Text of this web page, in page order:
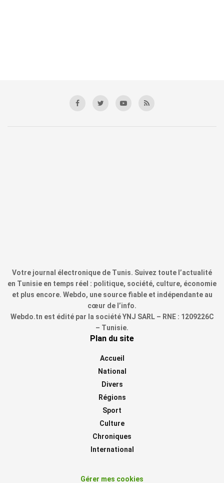
Votre journal électronique de Tunis. Suivez toute l’actualité
en Tunisie en temps réel : politique, société, culture, économie
et plus encore. Webdo, une source fiable et indépendante au
cœur de l’info.
Webdo.tn est édité par la société YNJ SARL – RNE : 1209226C
– Tunisie.
Plan du site
Accueil
National
Divers
Régions
Sport
Culture
Chroniques
International
Gérer mes cookies